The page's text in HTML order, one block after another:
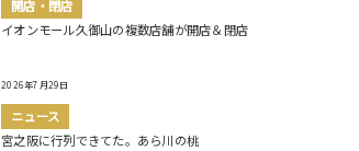
開店・閉店
イオンモール久御山の複数店舗が開店＆閉店
2026年7月29日
ニュース
宮之阪に行列できてた。あら川の桃